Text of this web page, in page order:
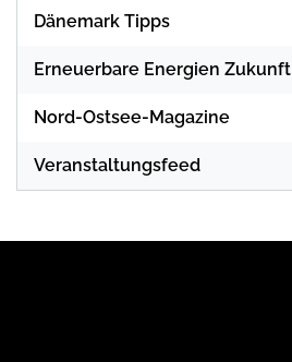
Dänemark Tipps
Erneuerbare Energien Zukunft
Nord-Ostsee-Magazine
Veranstaltungsfeed